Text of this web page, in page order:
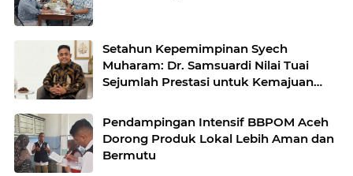
Setahun Kepemimpinan Syech
Muharam: Dr. Samsuardi Nilai Tuai
Sejumlah Prestasi untuk Kemajuan
Pendampingan Intensif BBPOM Aceh
Dorong Produk Lokal Lebih Aman dan
Bermutu